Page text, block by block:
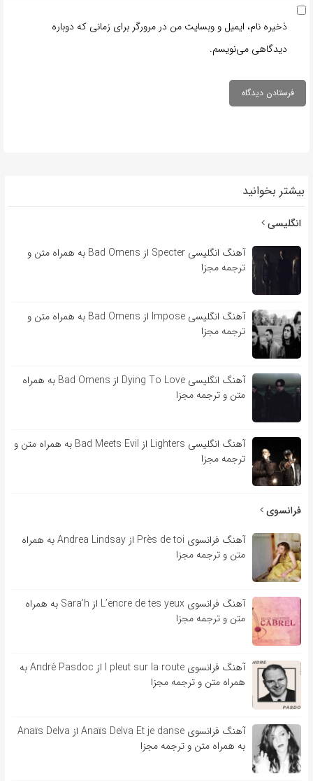
ذخیره نام، ایمیل و وبسایت من در مرورگر برای زمانی که دوباره
دیدگاهی می‌نویسم.
بیشتر بخوانید
انگلیسی
آهنگ انگلیسی Specter از Bad Omens به همراه متن و
ترجمه مجزا
آهنگ انگلیسی Impose از Bad Omens به همراه متن و
ترجمه مجزا
آهنگ انگلیسی Dying To Love از Bad Omens به همراه
متن و ترجمه مجزا
آهنگ انگلیسی Lighters از Bad Meets Evil به همراه متن و
ترجمه مجزا
فرانسوی
آهنگ فرانسوی Près de toi از Andrea Lindsay به همراه
متن و ترجمه مجزا
آهنگ فرانسوی L’encre de tes yeux از Sara’h به همراه
متن و ترجمه مجزا
آهنگ فرانسوی l pleut sur la route از André Pasdoc به
همراه متن و ترجمه مجزا
آهنگ فرانسوی Anaïs Delva Et je danse از Anaïs Delva
به همراه متن و ترجمه مجزا